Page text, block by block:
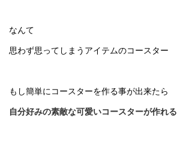
なんて
思わず思ってしまうアイテムのコースター
もし簡単にコースターを作る事が出来たら
自分好みの素敵な可愛いコースターが作れる